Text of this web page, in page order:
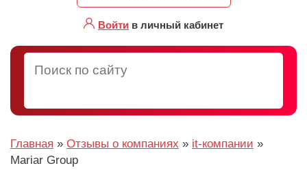
Войти в личный кабинет
Главная » Отзывы о компаниях » it-компании »
Mariar Group